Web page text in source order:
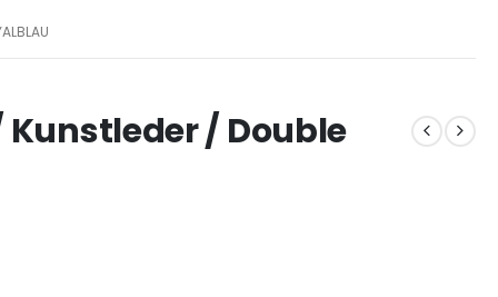
Kunstleder / Double